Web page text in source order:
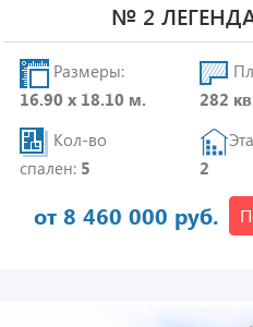
№ 2
Размеры:
16.90 х 18.10 м.
Кол-во
спален: 5
282
2
от 8 460 000 руб.